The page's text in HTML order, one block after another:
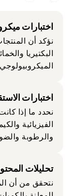
اختبارات
نؤكد أن
البكتيريا
اختبارات
نحدد ما إذا
الفيزيائية
والرطوبة
تحليلات
نتحقق من أن